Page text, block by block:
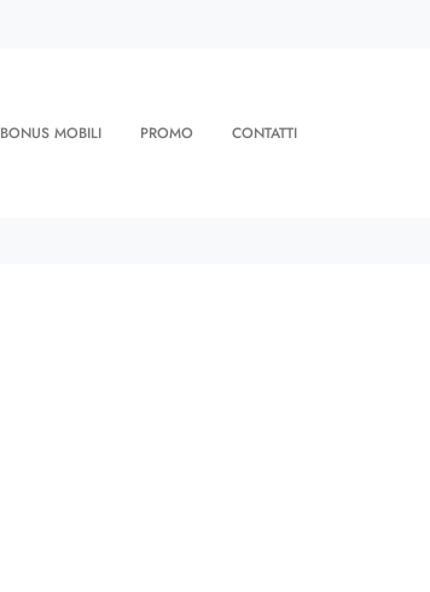
BONUS MOBILI PROMO CONTATTI